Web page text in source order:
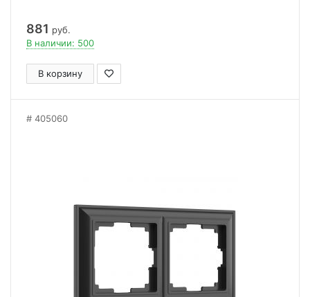
881 руб.
В наличии: 500
В корзину
405060